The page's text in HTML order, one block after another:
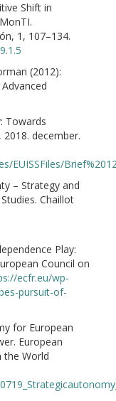
Shift in
1, 107–134.
(2012):
Towards
2018. december.
EUISSFiles/
– Strategy and
Chaillot
Play:
Council on
ecfr.eu/wp-
pursuit-of-
for European
European
the World